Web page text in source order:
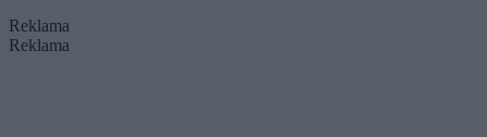
Reklama
Reklama